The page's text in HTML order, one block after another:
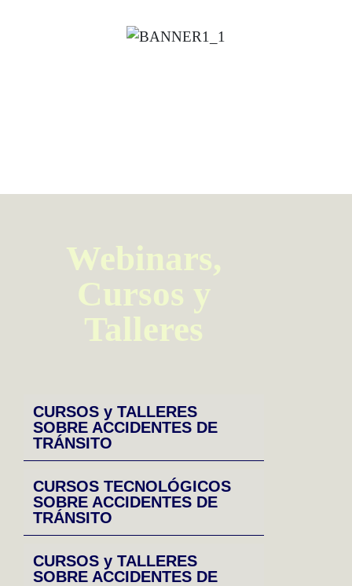
Webinars,
Cursos y
Talleres
CURSOS y TALLERES
SOBRE ACCIDENTES DE
TRÁNSITO
CURSOS TECNOLÓGICOS
SOBRE ACCIDENTES DE
TRÁNSITO
CURSOS y TALLERES
SOBRE ACCIDENTES DE